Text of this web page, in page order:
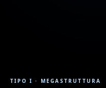
TIPO I · MEGASTRUTTURA